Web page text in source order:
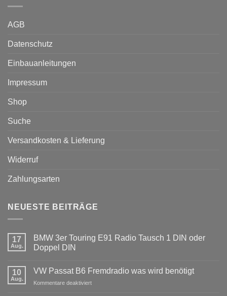
AGB
Datenschutz
Einbauanleitungen
Impressum
Shop
Suche
Versandkosten & Lieferung
Widerruf
Zahlungsarten
NEUESTE BEITRÄGE
17
Aug.
BMW 3er Touring E91 Radio Tausch 1 DIN oder
Doppel DIN
zu
3er
10
Aug.
VW Passat B6 Fremdradio was wird benötigt
Kommentare deaktiviertfür